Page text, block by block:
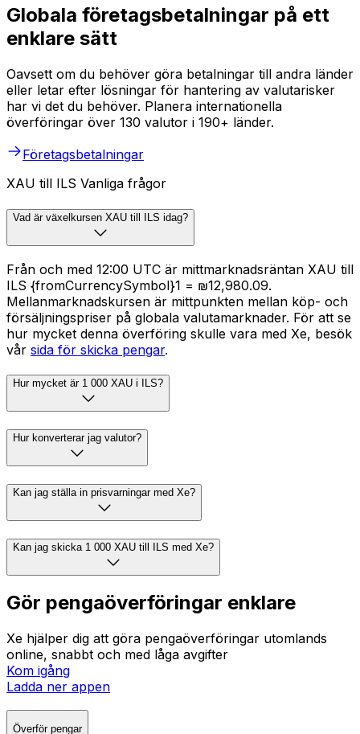
Globala företagsbetalningar på ett
enklare sätt
Oavsett om du behöver göra betalningar till andra länder
eller letar efter lösningar för hantering av valutarisker
har vi det du behöver. Planera internationella
överföringar över 130 valutor i 190+ länder.
Företagsbetalningar
XAU till ILS Vanliga frågor
Vad är växelkursen XAU till ILS idag?
Från och med 12:00 UTC är mittmarknadsräntan XAU till
ILS {fromCurrencySymbol}1 = ₪12,980.09.
Mellanmarknadskursen är mittpunkten mellan köp- och
försäljningspriser på globala valutamarknader. För att se
hur mycket denna överföring skulle vara med Xe, besök
vår sida för skicka pengar.
Hur mycket är 1 000 XAU i ILS?
Hur konverterar jag valutor?
Kan jag ställa in prisvarningar med Xe?
Kan jag skicka 1 000 XAU till ILS med Xe?
Gör pengaöverföringar enklare
Xe hjälper dig att göra pengaöverföringar utomlands
online, snabbt och med låga avgifter
Kom igång
Ladda ner appen
Överför pengar